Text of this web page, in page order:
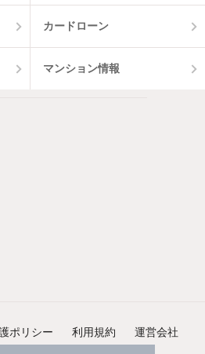
カードローン
マンション情報
ポリシー 利用規約 運営会社